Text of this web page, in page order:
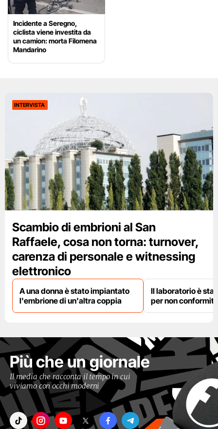
Incidente a Seregno,
ciclista viene investita da
un camion: morta Filomena
Mandarino
INTERVISTA
Scambio di embrioni al San
Raffaele, cosa non torna: turnover,
carenza di personale e witnessing
elettronico
A una donna è stato impiantato
l'embrione di un'altra coppia
Il laboratorio è
per non
Più che un giornale
Il media che racconta il tempo in cui
viviamo con occhi moderni